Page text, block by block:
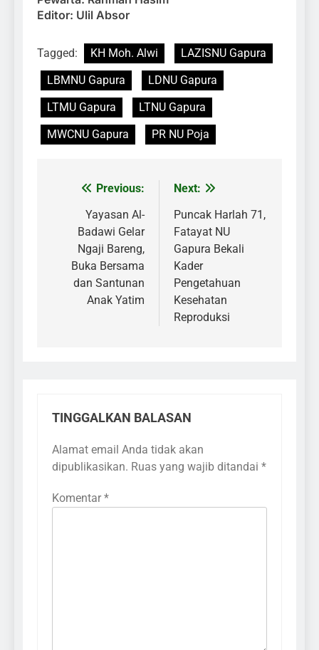
Editor: Ulil Absor
Tagged: KH Moh. Alwi
LAZISNU Gapura
LBMNU Gapura
LDNU Gapura
LTMU Gapura
LTNU Gapura
MWCNU Gapura
PR NU Poja
NavigasiPrevious:
Yayasan Al-
Badawi Gelar
Ngaji Bareng,
Buka Bersama
dan Santunan
Anak Yatim
Next:
Puncak Harlah 71,
Fatayat NU
Gapura Bekali
Kader
Pengetahuan
Kesehatan
Reproduksi
TINGGALKAN BALASAN
Alamat email Anda tidak akan
dipublikasikan. Ruas yang wajib ditandai *
Komentar *